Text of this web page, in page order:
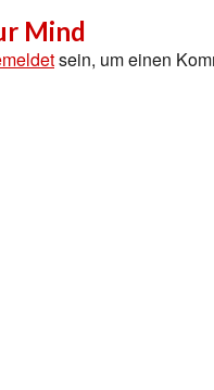
Mind
sein, um einen